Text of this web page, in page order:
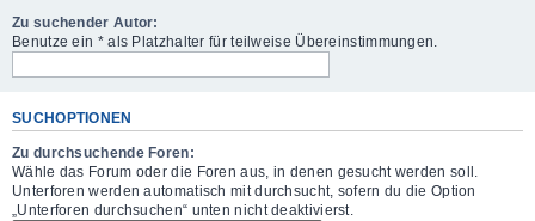
Zu suchender Autor:
Benutze ein * als Platzhalter für teilweise Übereinstimmungen.
SUCHOPTIONEN
Zu durchsuchende Foren:
Wähle das Forum oder die Foren aus, in denen gesucht werden soll.
Unterforen werden automatisch mit durchsucht, sofern du die Option
„Unterforen durchsuchen“ unten nicht deaktivierst.